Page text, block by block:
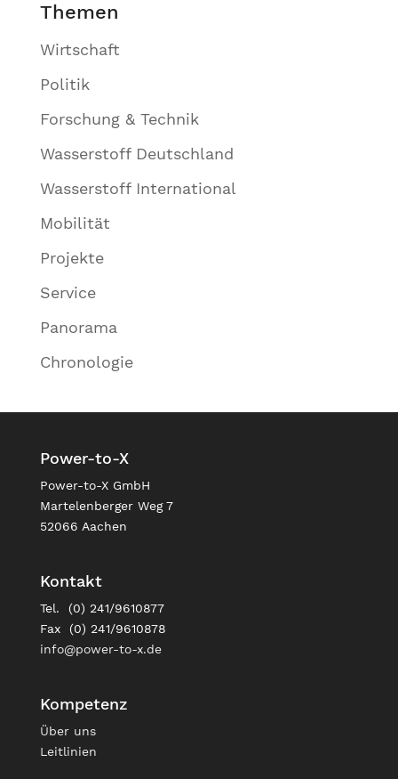
Themen
Wirtschaft
Politik
Forschung & Technik
Wasserstoff Deutschland
Wasserstoff International
Mobilität
Projekte
Service
Panorama
Chronologie
Power-to-X
Power-to-X GmbH
Martelenberger Weg 7
52066 Aachen
Kontakt
Tel. (0) 241/9610877
Fax (0) 241/9610878
info@power-to-x.de
Kompetenz
Über uns
Leitlinien